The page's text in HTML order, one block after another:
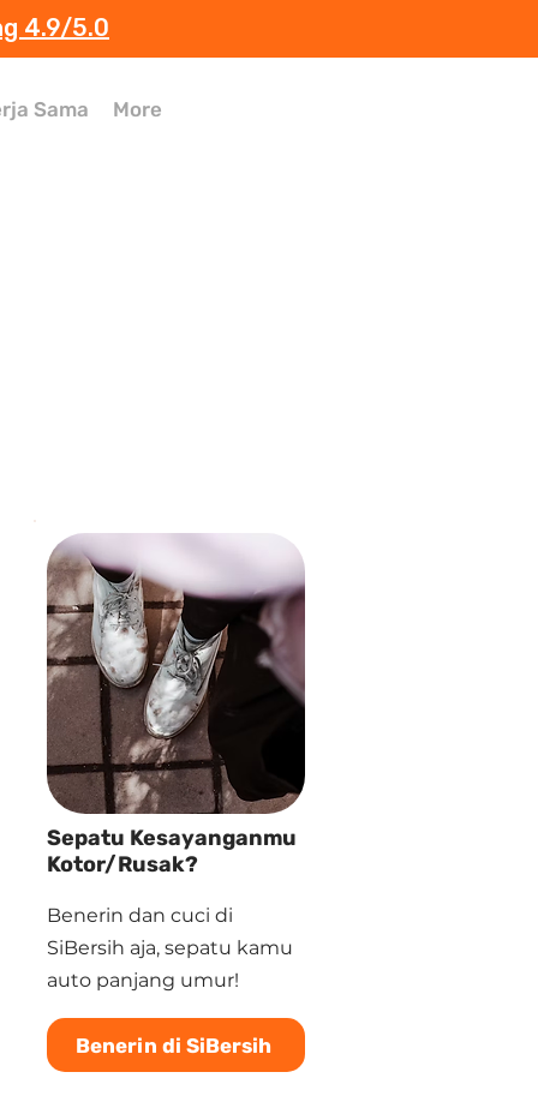
4.9/5.0
Sama More
Sepatu Kesayanganmu
Kotor/Rusak?
Benerin dan cuci di
SiBersih aja, sepatu kamu
auto panjang umur!
Benerin di SiBersih